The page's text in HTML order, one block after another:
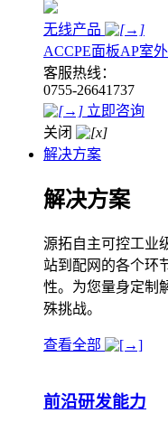
无线产品
ACCPE面板AP室
客服热线：
0755-26641737
立即咨询
关闭
解决方案
解决方案
源拓自主可控工业
站到配网的各个环
性。为您量身定制
殊挑战。
查看全部
前沿研发能力